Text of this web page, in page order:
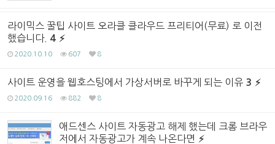
라이믹스 꿀팁 사이트 오라클 클라우드 프리티어(무료) 로 이전
했습니다. 4
2020.10.10 607 8
사이트 운영을 웹호스팅에서 가상서버로 바꾸게 되는 이유 3
2020.09.16 882 8
애드센스 사이트 자동광고 해제 했는데 크롬 브라우
저에서 자동광고가 계속 나온다면